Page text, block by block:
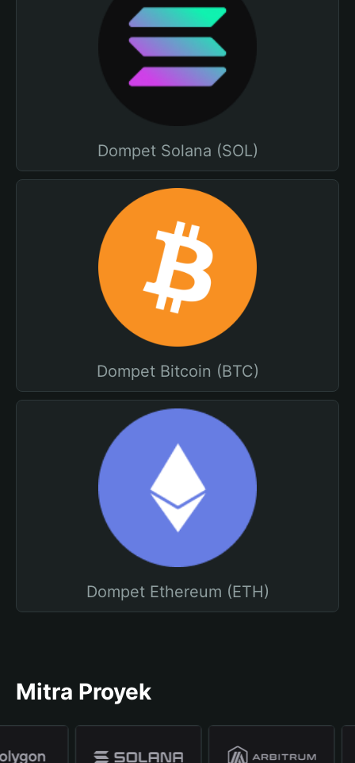
Dompet Solana (SOL)
Dompet Bitcoin (BTC)
Dompet Ethereum (ETH)
Mitra Proyek